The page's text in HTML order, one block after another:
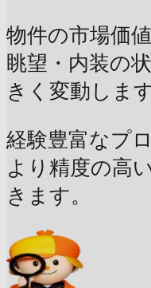
物件の市場価
眺望・内装の
きく変動します
経験豊富なプ
より精度の高
きます。